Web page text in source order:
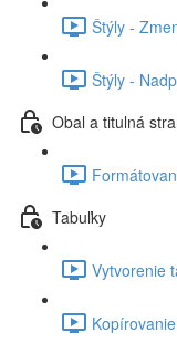
Štýly -
Štýly -
Obal a titulná
Tabuľky
Vytvorenie